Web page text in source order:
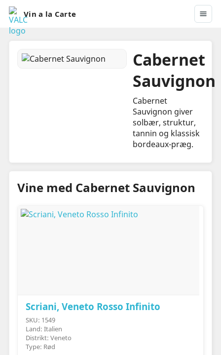
Vin a la Carte
Cabernet
Sauvignon
Cabernet
Sauvignon giver
solbær, struktur,
tannin og klassisk
bordeaux-præg.
Vine med Cabernet Sauvignon
Scriani, Veneto Rosso Infinito
SKU: 1549
Land: Italien
Distrikt: Veneto
Type: Rød